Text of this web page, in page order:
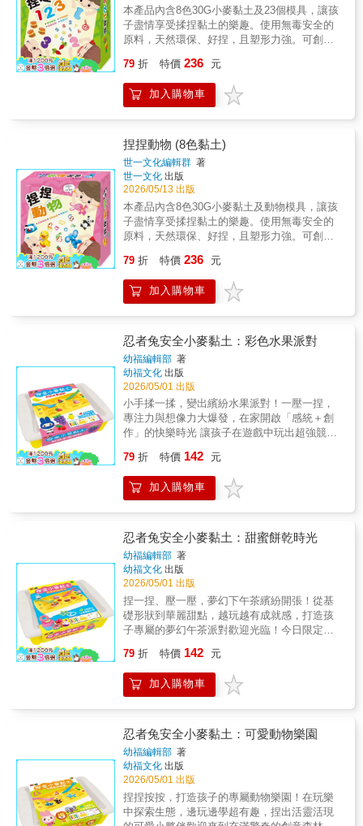
本產品內含8色30G小麥黏土及23個模具，讓孩
子盡情享受揉捏黏土的樂趣。使用無毒安全的
原料，天然環保、好捏，且塑形力強。可創造
79 折 特價 236 元
加入購物車
捏捏動物 (8色黏土)
世一文化編輯群 著
世一文化 出版
2026/05/13 出版
本產品內含8色30G小麥黏土及動物模具，讓孩
子盡情享受揉捏黏土的樂趣。使用無毒安全的
原料，天然環保、好捏，且塑形力強。可創造
79 折 特價 236 元
加入購物車
忍者兔安全小麥黏土：彩色水果派對
幼福編輯部 著
幼福文化 出版
2026/05/01 出版
小手揉一揉，變出繽紛水果派對！一壓一捏，
專注力與想像力大爆發，在家開啟「感統＋創
作」的快樂時光 讓孩子在遊戲中玩出超強競爭
對」專為學齡前與低年級孩童設計，結合繽紛
五色柔軟黏土與多樣化趣味模具。 從基礎的球
形、長條訓練，到進階的水果壓模造型，引導
動，不只訓練精細動作，更能釋放無限想像
力，是爸媽最放心的居家陪玩神隊友！★觸覺
感統開發：透過柔軟黏土的揉捏觸感刺激，建
立觸覺認知，穩定孩子的情緒。★精細動作鍛
鍊：從捏圓、搓條到精準壓模，強化手部肌肉
與手眼協調。★美感與創意啟蒙：自由混色、
組合水果造型，激發與眾不同的創意思考。★
專注力養成遊戲：在沉浸式的創作過程中，培
養耐心與解決問題的能力。【內容物】5色安心
具，請勿食用。◎使用前後請清潔雙手，保持
產品衛生。◎產品顏色可能因拍攝光線或螢幕
顯色而有所差異，請以實品為準。
79 折 特價 142 元
加入購物車
忍者兔安全小麥黏土：甜蜜餅乾時光
幼福編輯部 著
幼福文化 出版
2026/05/01 出版
捏一捏、壓一壓，夢幻下午茶繽紛開張！從基
礎形狀到華麗甜點，越玩越有成就感，打造孩
子專屬的夢幻午茶派對歡迎光臨！今日限定的
黏土：甜蜜餅乾時光」專為熱愛動手做的孩子
設計，結合繽紛五色黏土與多樣化的甜點壓模
工具。從香酥餅乾、繽紛甜甜圈到美味杯子蛋
作，更能在色彩與形狀的層層堆疊中，建立與
生俱來的美感力。快來陪孩子一起動動手，開
啟最有「味道」的創意時光！★五感整合開
發：藉由柔軟黏土的塑形阻力與豐富色彩，同
步開發觸覺與視覺認知。★精細動作進階訓
練：使用餅乾模具與切壓工具，提升手眼協調
與手部靈活度。★美學與配色啟蒙：引導孩子
79 折 特價 142 元
加入購物車
忍者兔安全小麥黏土：可愛動物樂園
幼福編輯部 著
幼福文化 出版
2026/05/01 出版
捏捏按按，打造孩子的專屬動物樂園！在玩樂
中探索生態，邊玩邊學超有趣，捏出活靈活現